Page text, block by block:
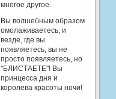
многое другое.
Вы волшебным образом
омолаживаетесь, и
везде, где вы
появляетесь, вы не
просто появляетесь, но
"БЛИСТАЕТЕ"! Вы
принцесса дня и
королева красоты ночи!